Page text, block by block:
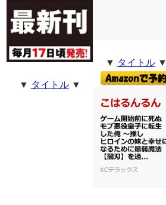
▼ タイトル▼
▼ タイトル▼